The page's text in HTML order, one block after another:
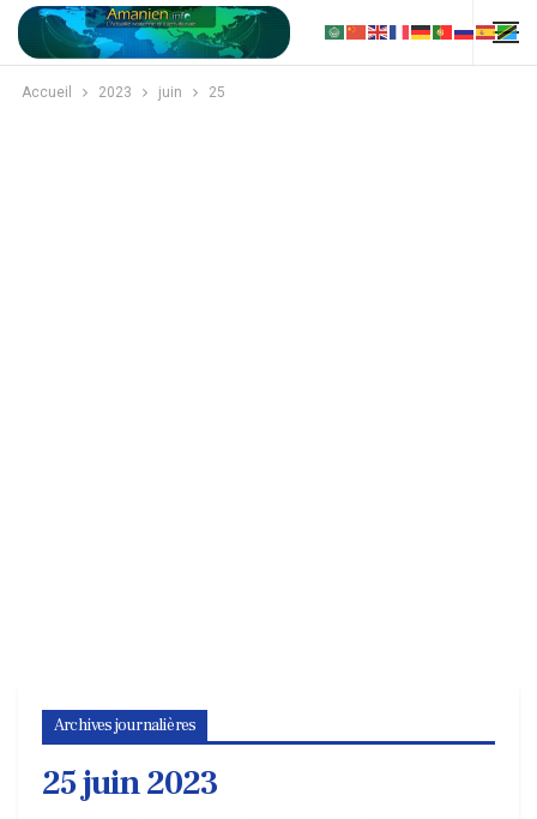
Accueil 2023 juin 25
Archives journalières
25 juin 2023